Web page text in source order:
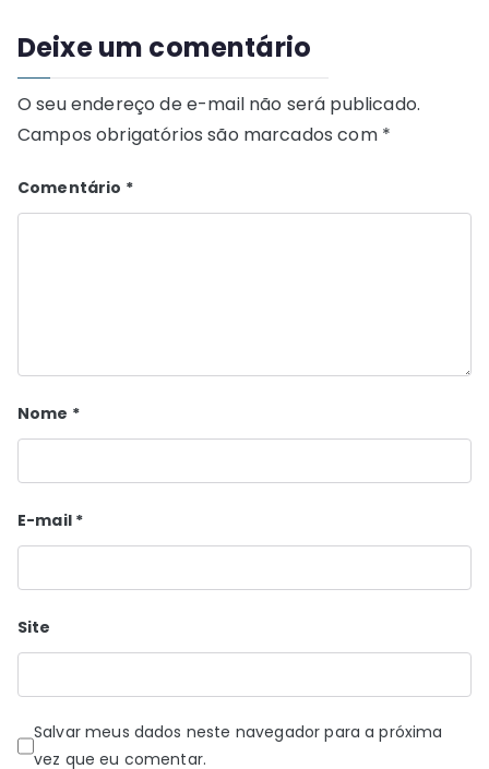
Deixe um comentário
O seu endereço de e-mail não será publicado.
Campos obrigatórios são marcados com *
Comentário *
Nome *
E-mail *
Site
Salvar meus dados neste navegador para a próxima
vez que eu comentar.